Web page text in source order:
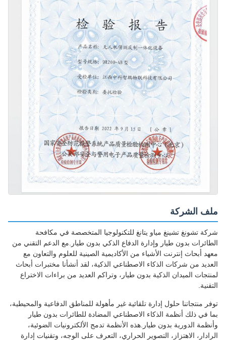
ملف الشركة
شركة تشونغ تشينغ مياو يتانغ للتكنولوجيا المتخصصة في مكافحة
الطائرات بدون طيار وإدارة الدفاع الذكي بدون طيار.مع الدعم التقني من
معهد أبحاث إنترنت الأشياء من الأكاديمية الصينية للعلوم والتعاون مع
العديد من شركات الذكاء الاصطناعي الذكية، لقد أنشأنا مختبرات أبحاث
لمنتجات الميدان الذكية بدون طيار، وتراكم العديد من براءات الاختراع
التقنية.
توفر منتجاتنا حلول إدارة تلقائية غير مأهولة للمناطق الدفاعية والمحيطية،
بما في ذلك أنظمة الذكاء الاصطناعي المضادة للطائرات بدون طيار
وأنظمة الدورية بدون طيار.هذه الأنظمة تدمج الألكترونيات الضوئية،
الرادار، الاهتزاز، التصوير الحراري، التعرف على الوجه، وتقنيات إدارة